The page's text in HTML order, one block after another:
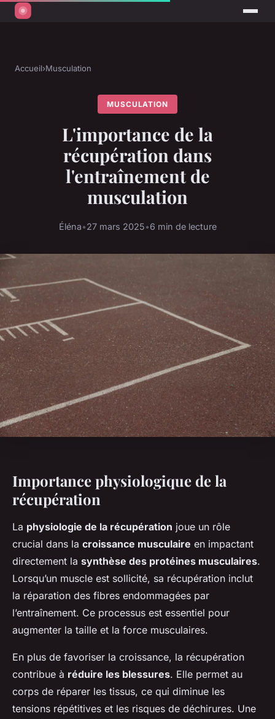
Accueil›Musculation
MUSCULATION
L'importance de la
récupération dans
l'entraînement de
musculation
Éléna•27 mars 2025•6 min de lecture
Importance physiologique de la
récupération
La physiologie de la récupération joue un rôle
crucial dans la croissance musculaire en impactant
directement la synthèse des protéines musculaires.
Lorsqu’un muscle est sollicité, sa récupération inclut
la réparation des fibres endommagées par
l’entraînement. Ce processus est essentiel pour
augmenter la taille et la force musculaires.
En plus de favoriser la croissance, la récupération
contribue à réduire les blessures. Elle permet au
corps de réparer les tissus, ce qui diminue les
tensions répétitives et les risques de déchirures. Une